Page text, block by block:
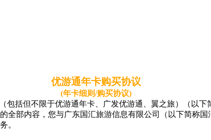
优游通年卡购买协议
(年卡细则/购买协议)
包括但不限于优游通年卡、广发优游通、翼之旅）（以
全部内容，您与广东国汇旅游信息有限公司（以下简称
。